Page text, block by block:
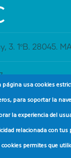
3. 1ºB. 28045.
usa cookies
para soportar la
la experiencia del
relacionada con tus
permites que